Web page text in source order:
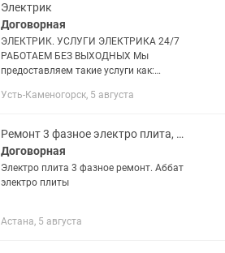
Электрик
Договорная
ЭЛЕКТРИК. УСЛУГИ ЭЛЕКТРИКА 24/7
РАБОТАЕМ БЕЗ ВЫХОДНЫХ Мы
предоставляем такие услуги как:
варианте -Частичная и полная замена
дачах....
Усть-Каменогорск, 5 августа
Ремонт 3 фазное электро плита, Электрик.
Договорная
Электро плита 3 фазное ремонт. Аббат
электро плиты
Астана, 5 августа